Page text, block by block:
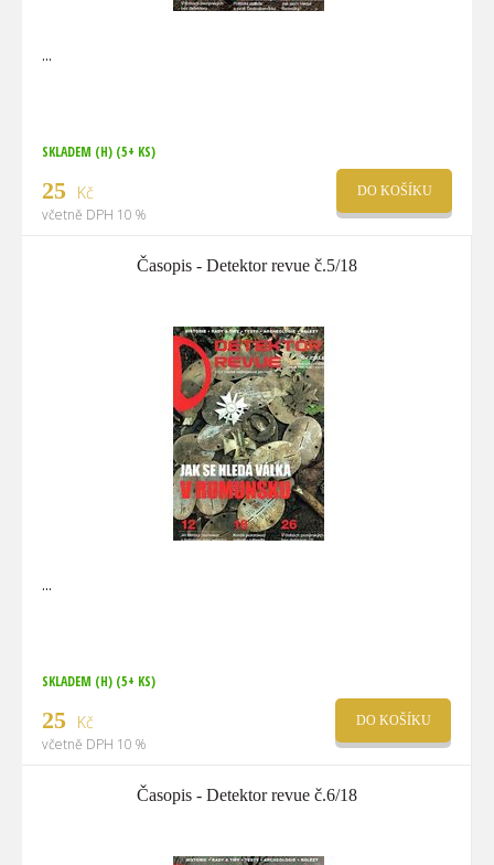
SKLADEM (H) (5+ KS)
25 Kč
včetně DPH 10 %
DO KOŠÍKU
Časopis - Detektor revue č.5/18
SKLADEM (H) (5+ KS)
25 Kč
včetně DPH 10 %
DO KOŠÍKU
Časopis - Detektor revue č.6/18